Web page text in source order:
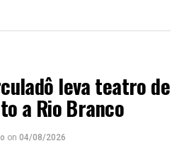
TV alemã exibe alerta de
leva teatro de
a Rio Branco
on 04/08/2026